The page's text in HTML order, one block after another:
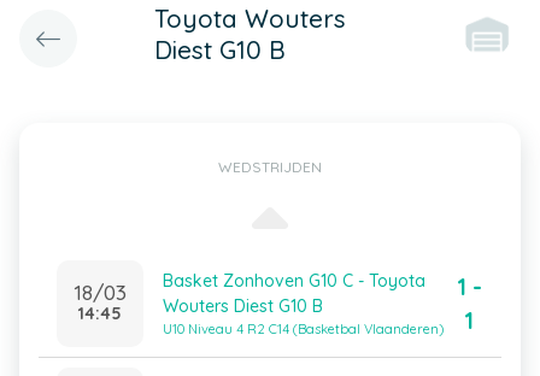
Toyota Wouters
Diest G10 B
WEDSTRIJDEN
18/03
14:45
Basket Zonhoven G10 C - Toyota
Wouters Diest G10 B
U10 Niveau 4 R2 C14 (Basketbal Vlaanderen)
1 -
1